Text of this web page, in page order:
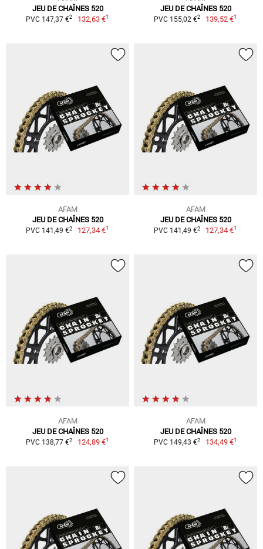
JEU DE CHAÎNES 520
PVC 147,37 €2 132,63 €1
JEU DE CHAÎNES 520
PVC 155,02 €2 139,52 €1
AFAM
JEU DE CHAÎNES 520
PVC 141,49 €2 127,34 €1
AFAM
JEU DE CHAÎNES 520
PVC 141,49 €2 127,34 €1
AFAM
JEU DE CHAÎNES 520
PVC 138,77 €2 124,89 €1
AFAM
JEU DE CHAÎNES 520
PVC 149,43 €2 134,49 €1